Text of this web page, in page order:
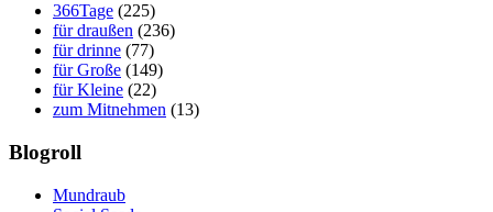
366Tage (225)
für draußen (236)
für drinne (77)
für Große (149)
für Kleine (22)
zum Mitnehmen (13)
Blogroll
Mundraub